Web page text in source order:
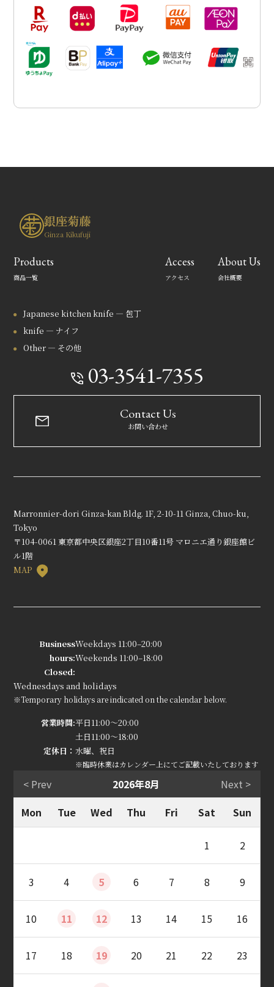
銀座菊藤
Ginza Kikufuji
Products
商品一覧
Japanese kitchen knife — 包丁
knife — ナイフ
Other — その他
Access
アクセス
About Us
会社概要
03-3541-7355
Contact Us
お問い合わせ
Marronnier-dori Ginza-kan Bldg. 1F, 2-10-11 Ginza, Chuo-ku,
Tokyo
〒104-0061 東京都中央区銀座2丁目10番11号 マロニエ通り銀座館ビ
ル1階
MAP
Business
hours:
Weekdays 11:00–20:00
Weekends 11:00–18:00
Closed:
Wednesdays and holidays
※Temporary holidays are indicated on the calendar below.
営業時間:平日11:00～20:00
土日11:00～18:00
定休日：水曜、祝日
※臨時休業はカレンダー上にてご記載いたしております
< Prev 2026年8月
Next >
Mon
Tue Wed Thu Fri Sat Sun
1 2
3 4 5 6 7 8 9
10 11 12 13 14 15 16
17 18 19 20 21 22 23